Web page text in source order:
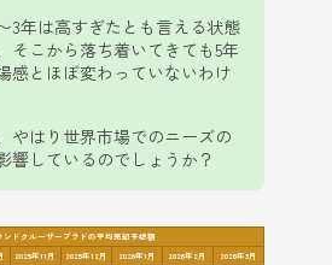
3年は高すぎたとも言える状態
そこから落ち着いてきても5年
感とほぼ変わっていないわけ
やはり世界市場でのニーズの
響しているのでしょうか？
ンドクルーザープラドの平均売却予想額
2025年11月 2025年12月 2026年1月 2026年2月
2026年3月